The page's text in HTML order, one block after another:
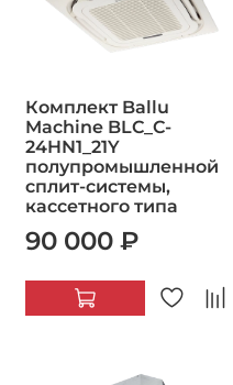
Комплект Ballu
Machine BLC_C-
24HN1_21Y
полупромышленной
сплит-системы,
кассетного типа
90 000 ₽